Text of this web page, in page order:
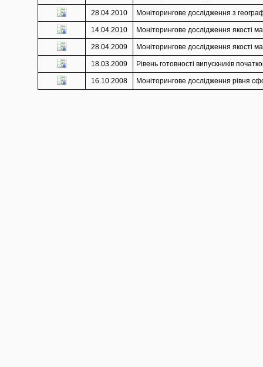
28.04.2010 Моніторингове дослідження з
14.04.2010 Моніторингове дослідження якості
28.04.2009 Моніторингове дослідження якості
18.03.2009 Рівень готовності випускників
16.10.2008 Моніторингове дослідження рівня